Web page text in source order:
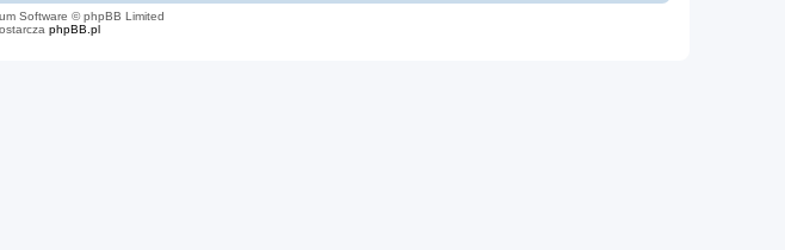
Software © phpBB Limited
phpBB.pl